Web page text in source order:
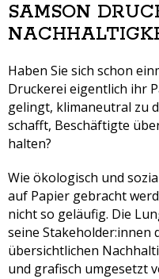
SAMSON
Haben Sie sich schon
Druckerei eigentlich ihr
gelingt, klimaneutral zu
schafft, Beschäftigte
halten?
Wie ökologisch und
auf Papier gebracht
nicht so geläufig. Die
seine Stakeholder:innen
übersichtlichen
und grafisch umgesetzt